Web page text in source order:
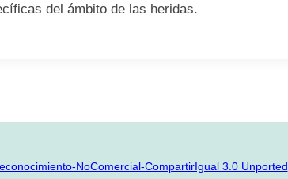
del ámbito de las heridas.
NoComercial-CompartirIgual 3.0 Unported